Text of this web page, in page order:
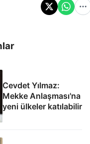
Cevdet Yılmaz:
Mekke Anlaşması'na
yeni ülkeler katılabilir